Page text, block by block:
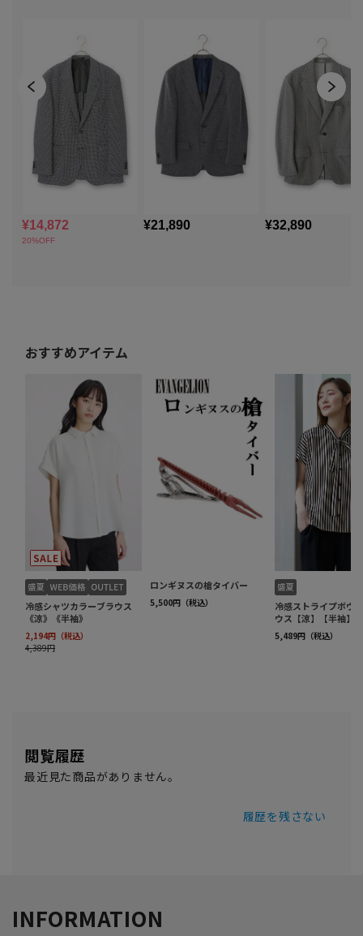
閲覧履歴
最近見た商品がありません。
履歴を残さない
INFORMATION